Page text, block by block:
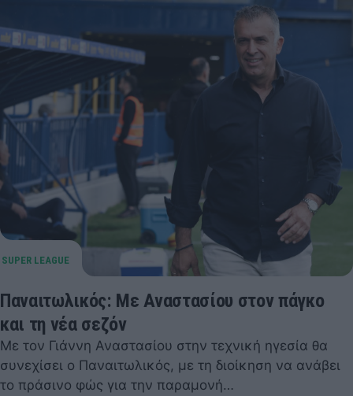
Παναιτωλικός: Με Αναστασίου στον πάγκο
και τη νέα σεζόν
Με τον Γιάννη Αναστασίου στην τεχνική ηγεσία θα
συνεχίσει ο Παναιτωλικός, με τη διοίκηση να ανάβει
το πράσινο φώς για την παραμονή…